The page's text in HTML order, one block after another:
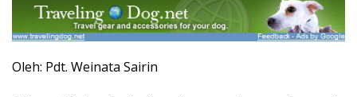
Oleh: Pdt. Weinata Sairin